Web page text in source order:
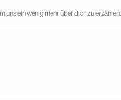
uns ein wenig mehr über dich zu erzählen.